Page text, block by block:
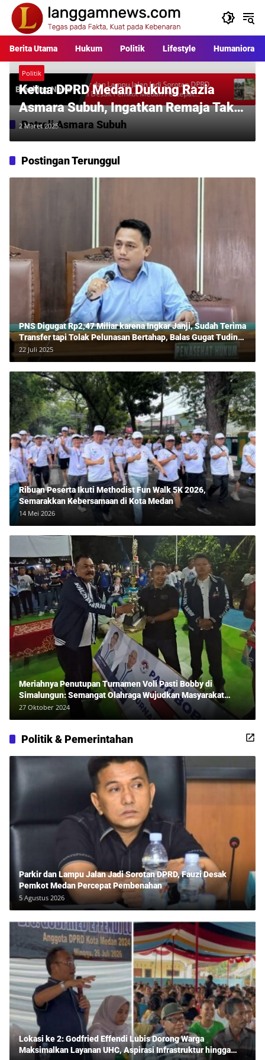
Langsung
konten
Berita Utama Hukum Politik Lifestyle Humaniora
Breaking News
Parkir dan Lampu Jalan Jadi Sorotan DPRD,
Fauzi Desak Pemkot Medan Percepat
Pembenahan
Warga
Rp397
Desakan
Patroli Asmara Subuh
Politik
Ketua DPRD Medan Dukung Razia
Asmara Subuh, Ingatkan Remaja Tak
Ugal-ugalan
2 Maret 2025
Postingan Terunggul
PNS Digugat Rp2,47 Miliar karena Ingkar Janji, Sudah Terima
Transfer tapi Tolak Pelunasan Bertahap, Balas Gugat Tuding
Lawan Tipu Rp850 Juta
22 Juli 2025
Ribuan Peserta Ikuti Methodist Fun Walk 5K 2026,
Semarakkan Kebersamaan di Kota Medan
14 Mei 2026
Meriahnya Penutupan Turnamen Voli Pasti Bobby di
Simalungun: Semangat Olahraga Wujudkan Masyarakat
Sehat Bersama Erwan Rozadi dan Ribuan Penonton!
27 Oktober 2024
Politik & Pemerintahan
Parkir dan Lampu Jalan Jadi Sorotan DPRD, Fauzi Desak
Pemkot Medan Percepat Pembenahan
5 Agustus 2026
Lokasi ke 2: Godfried Effendi Lubis Dorong Warga
Maksimalkan Layanan UHC, Aspirasi Infrastruktur hingga